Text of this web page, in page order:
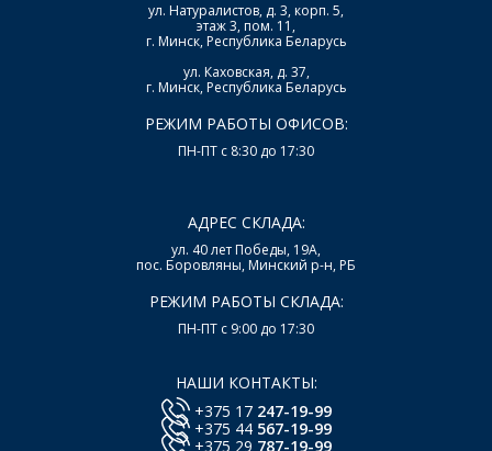
ул. Натуралистов, д. 3, корп. 5,
этаж 3, пом. 11,
г. Минск, Республика Беларусь
ул. Каховская, д. 37,
г. Минск, Республика Беларусь
РЕЖИМ РАБОТЫ ОФИСОВ:
ПН-ПТ с 8:30 до 17:30
АДРЕС СКЛАДА:
ул. 40 лет Победы, 19А,
пос. Боровляны, Минский р-н, РБ
РЕЖИМ РАБОТЫ СКЛАДА:
ПН-ПТ с 9:00 до 17:30
НАШИ КОНТАКТЫ:
+375 17 247-19-99
+375 44 567-19-99
+375 29 787-19-99